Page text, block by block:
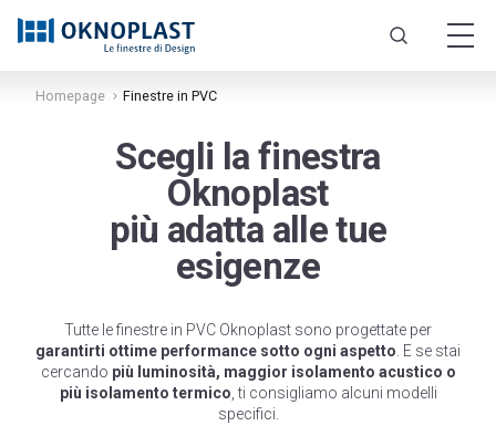
Tapparelle e persiane
Maniglie
Cassonetti monoblocco
PVC
Prolux Evolution
Prolux Swing
Prolux Plus
Novità
Novità
Platinium Plus
Squareline
Titano EVO
Titano OC
Titano EVO OC
Futural
Futural OC
Prolux ALU
PVC
Alzante HST Motion
Alzante HST Premium
Traslante PSK
Novità
Aluslide Lux
Aluslide Premium Lux
Aluslide Pro
MS Slide
PVC
Porte Cosmo
Novità
Tenvis Black Design
Novità
Tenvis Linea Infinity
Tenvis Linea Groove
Tenvis Linea Classic
Tenvis Linea Intarsio
Tenvis Linea Inox
Cassonetti monoblocco
Veneziane interne
Scuretti interni
PVC
PVC
Homepage Finestre in PVC
Scegli la finestra
Oknoplast
più adatta alle tue
esigenze
Tutte le finestre in PVC Oknoplast sono progettate per
garantirti ottime performance sotto ogni aspetto . E se stai
cercando più luminosità, maggior isolamento acustico o
più isolamento termico , ti consigliamo alcuni modelli
specifici.